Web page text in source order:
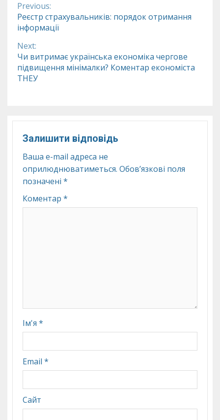
Continue
Reading
Previous:
Реєстр страхувальників: порядок отримання
інформації
Next:
Чи витримає українська економіка чергове
підвищення мінімалки? Коментар економіста
ТНЕУ
Залишити відповідь
Ваша e-mail адреса не
оприлюднюватиметься. Обов’язкові поля
позначені *
Коментар *
Ім'я *
Email *
Сайт